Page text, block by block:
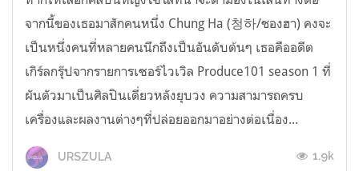
จากนี้ของเธอมาสักคนหนึ่ง Chung Ha (청하/ชองฮา) คงจะ
เป็นหนึ่งคนที่หลายคนนึกถึงเป็นอันดับต้นๆ เธอคืออดีต
เกิร์ลกรุ๊ปจากรายการเซอร์ไวเวิล Produce101 season 1 ที่
ผันตัวมาเป็นศิลปินเดี่ยวหลังยุบวง ความสามารถครบ
เครื่องและผลงานต่างๆที่ปล่อยออกมาอย่างต่อเนื่อง...
URSZULA 1.9k